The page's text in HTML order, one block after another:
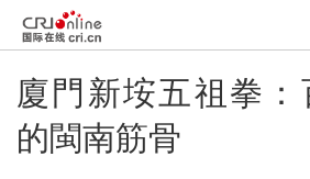
廈門新垵五祖拳
的閩南筋骨